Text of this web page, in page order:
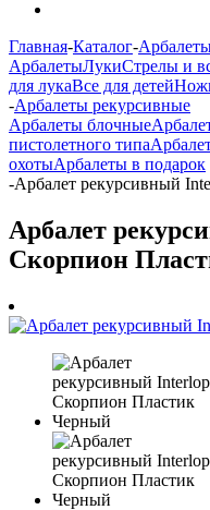
Главная-Каталог-
АрбалетыЛукиСтрелы и
для лукаВсе для детей
-Арбалеты рекурсивные
Арбалеты блочные
пистолетного типа
охотыАрбалеты в подарок
-Арбалет рекурсивный
Арбалет
Скорпион